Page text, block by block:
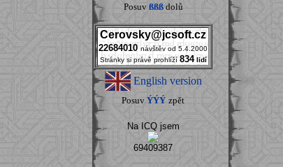
Posuv ßßß dolů
Cerovsky@jcsoft.cz
22684010 návštěv od 5.4.2000
Stránky si právě prohlíží834lidí
English version
PosuvÝÝÝ zpět
Na ICQ jsem
69409387